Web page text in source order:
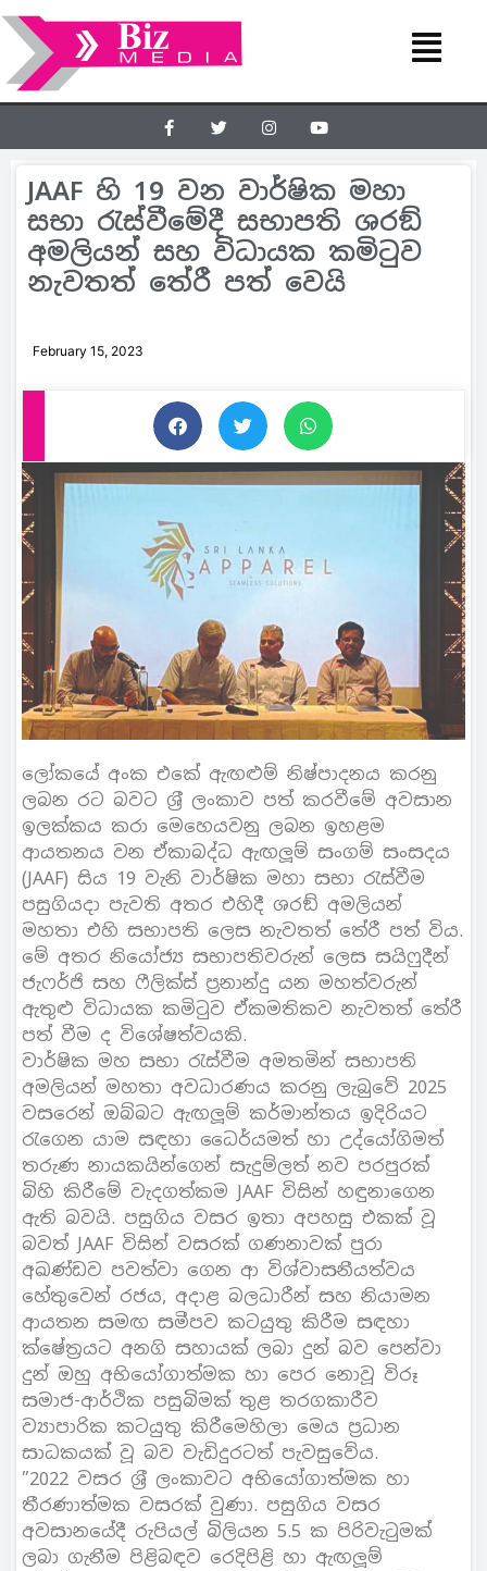
JAAF හි 19 වන වාර්ෂික මහා
සභා රැස්වීමේදී සභාපති ශරඞ්
අමලියන් සහ විධායක කමිටුව
නැවතත් තේරී පත් වෙයි
February 15, 2023
ලෝකයේ අංක එකේ ඇඟළුම් නිෂ්පාදනය කරනු
ලබන රට බවට ශ‍්‍රී ලංකාව පත් කරවීමේ අවසාන
ඉලක්කය කරා මෙහෙයවනු ලබන ඉහළම
ආයතනය වන ඒකාබද්ධ ඇඟලූම් සංගම් සංසදය
(JAAF) සිය 19 වැනි වාර්ෂික මහා සභා රැස්වීම
පසුගියදා පැවති අතර එහිදී ශරඞ් අමලියන්
මහතා එහි සභාපති ලෙස නැවතත් තේරී පත් විය.
මේ අතර නියෝජ්‍ය සභාපතිවරුන් ලෙස සයිෆුදීන්
ජැෆර්ජි සහ ෆීලික්ස් ප‍්‍රනාන්දු යන මහත්වරුන්
ඇතුළු විධායක කමිටුව ඒකමතිකව නැවතත් තේරී
පත් වීම ද විශේෂත්වයකි.
වාර්ෂික මහ සභා රැස්වීම අමතමින් සභාපති
අමලියන් මහතා අවධාරණය කරනු ලැබුවේ 2025
වසරෙන් ඔබ්බට ඇඟලූම් කර්මාන්තය ඉදිරියට
රැගෙන යාම සඳහා ධෛර්යමත් හා උද්යෝගිමත්
තරුණ නායකයින්ගෙන් සැදුම්ලත් නව පරපුරක්
බිහි කිරීමේ වැදගත්කම JAAF විසින් හඳුනාගෙන
ඇති බවයි. පසුගිය වසර ඉතා අපහසු එකක් වූ
බවත් JAAF විසින් වසරක් ගණනාවක් පුරා
අඛණ්ඩව පවත්වා ගෙන ආ විශ්වාසනීයත්වය
හේතුවෙන් රජය, අදාළ බලධාරීන් සහ නියාමන
ආයතන සමඟ සමීපව කටයුතු කිරීම සඳහා
ක්ෂේත‍්‍රයට අනගි සහායක් ලබා දුන් බව පෙන්වා
දුන් ඔහු අභියෝගාත්මක හා පෙර නොවූ විරූ
සමාජ-ආර්ථික පසුබිමක් තුළ තරගකාරීව
ව්‍යාපාරික කටයුතු කිරීමෙහිලා මෙය ප‍්‍රධාන
සාධකයක් වූ බව වැඩිදුරටත් පැවසුවේය.
”2022 වසර ශ‍්‍රී ලංකාවට අභියෝගාත්මක හා
තීරණාත්මක වසරක් වුණා. පසුගිය වසර
අවසානයේදී රුපියල් බිලියන 5.5 ක පිරිවැටුමක්
ලබා ගැනීම පිළිබඳව රෙදිපිළි හා ඇඟලූම්